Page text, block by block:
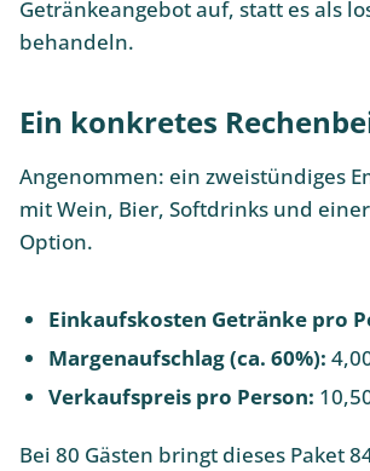
Getränkeangebot auf, statt es als
behandeln.
Ein konkretes
Angenommen: ein zweistündiges
mit Wein, Bier, Softdrinks und
Option.
Einkaufskosten Getränke pro
Margenaufschlag (ca. 60%):
Verkaufspreis pro Person:
Bei 80 Gästen bringt dieses Paket